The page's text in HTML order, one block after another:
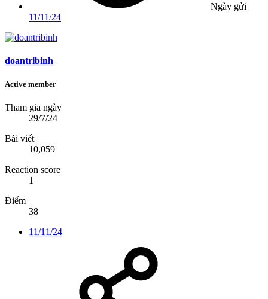
Ngày gửi
11/11/24
doantribinh
Active member
Tham gia ngày
29/7/24
Bài viết
10,059
Reaction score
1
Điểm
38
11/11/24